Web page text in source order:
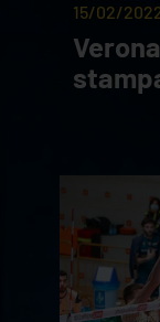
15/02/